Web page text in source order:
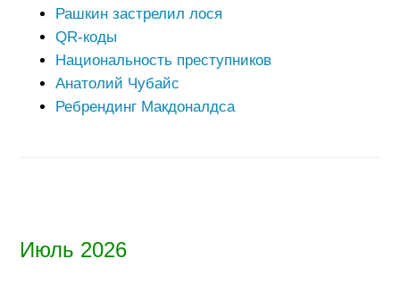
Июль 2026
Рашкин застрелил лося
QR-коды
Национальность преступников
Анатолий Чубайс
Ребрендинг Макдоналдса